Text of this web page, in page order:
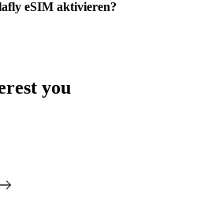
eSIM aktivieren?
you